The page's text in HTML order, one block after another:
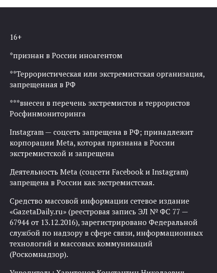
16+
*признан в России иноагентом
**Террористическая или экстремистская организация,
запрещенная в РФ
***внесен в перечень экстремистов и террористов
Росфинмониторинга
Instagram — соцсеть запрещена в РФ; принадлежит
корпорации Meta, которая признана в России
экстремистской и запрещена
Деятельность Meta (соцсети Facebook и Instagram)
запрещена в России как экстремистская.
Средство массовой информации сетевое издание
«GazetaDaily.ru» (реестровая запись ЭЛ № ФС 77 —
67944 от 13.12.2016), зарегистрировано Федеральной
службой по надзору в сфере связи, информационных
технологий и массовых коммуникаций
(Роскомнадзор).